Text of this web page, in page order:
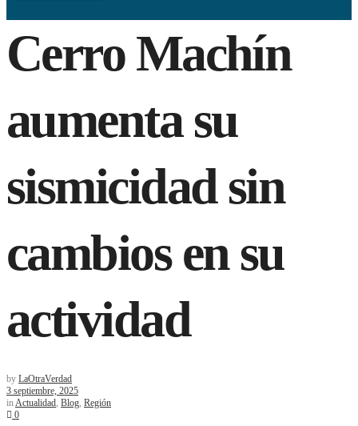
Cerro Machín
aumenta su
sismicidad sin
cambios en su
actividad
by LaOtraVerdad
3 septiembre, 2025
in Actualidad Blog Región
0